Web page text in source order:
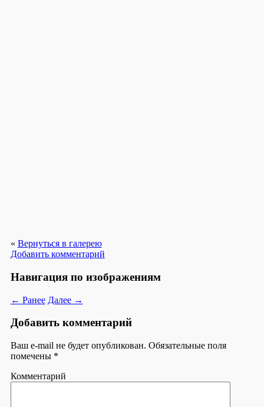
« Вернуться в галерею
Добавить комментарий
Навигация по изображениям
← Ранее Далее →
Добавить комментарий
Ваш e-mail не будет опубликован. Обязательные поля
помечены *
Комментарий